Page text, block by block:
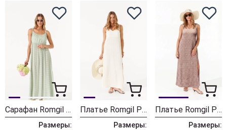
Сарафан Romgil РТ0140-ВИ4 молочный + светлый хаки + нежно-голубой
Размеры:
Платье Romgil РП0221-ХЛ4 молочный
Размеры:
Платье Romgil РП0221-ХЛ4 тауп
Размеры: